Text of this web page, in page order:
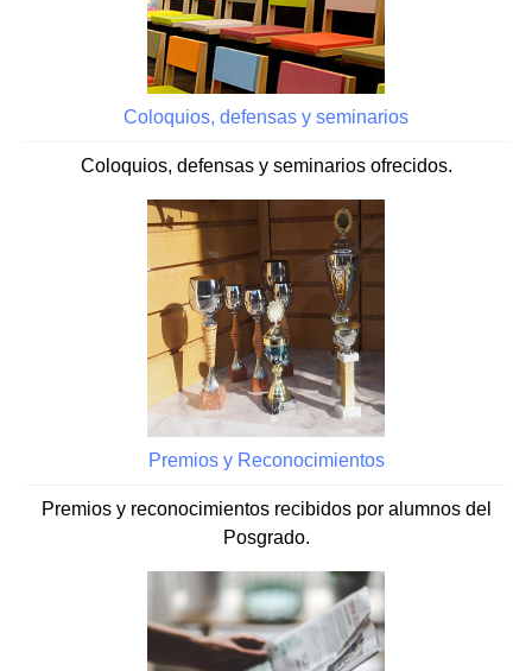
Coloquios, defensas y seminarios
Coloquios, defensas y seminarios ofrecidos.
Premios y Reconocimientos
Premios y reconocimientos recibidos por alumnos del
Posgrado.